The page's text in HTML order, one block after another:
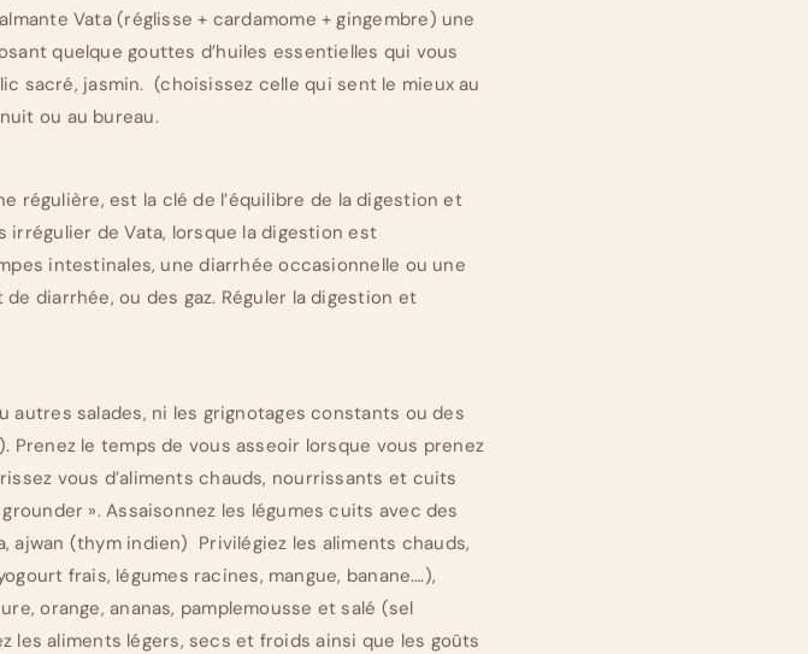
Vata (réglisse + cardamome + gingembre) une
quelque gouttes d’huiles essentielles qui vous
sacré, jasmin. (choisissez celle qui sent le mieux au
ou au bureau.
régulière, est la clé de l’équilibre de la digestion et
irrégulier de Vata, lorsque la digestion est
intestinales, une diarrhée occasionnelle ou une
diarrhée, ou des gaz. Réguler la digestion et
autres salades, ni les grignotages constants ou des
Prenez le temps de vous asseoir lorsque vous prenez
vous d’aliments chauds, nourrissants et cuits
». Assaisonnez les légumes cuits avec des
ajwan (thym indien) Privilégiez les aliments chauds,
frais, légumes racines, mangue, banane….),
orange, ananas, pamplemousse et salé (sel
les aliments légers, secs et froids ainsi que les goûts